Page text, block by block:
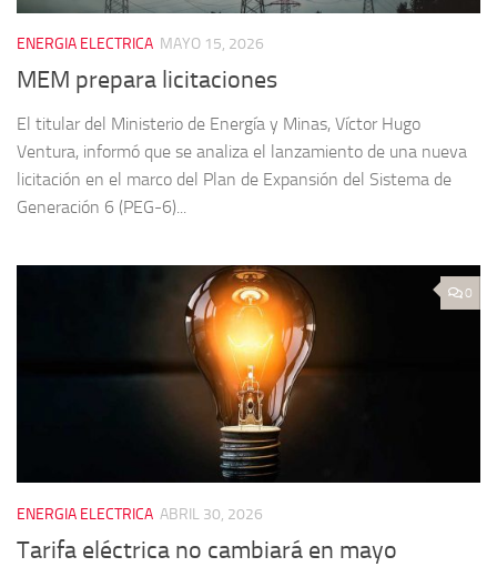
ENERGIA ELECTRICA MAYO 15, 2026
MEM prepara licitaciones
El titular del Ministerio de Energía y Minas, Víctor Hugo
Ventura, informó que se analiza el lanzamiento de una nueva
licitación en el marco del Plan de Expansión del Sistema de
Generación 6 (PEG-6)...
0
ENERGIA ELECTRICA ABRIL 30, 2026
Tarifa eléctrica no cambiará en mayo